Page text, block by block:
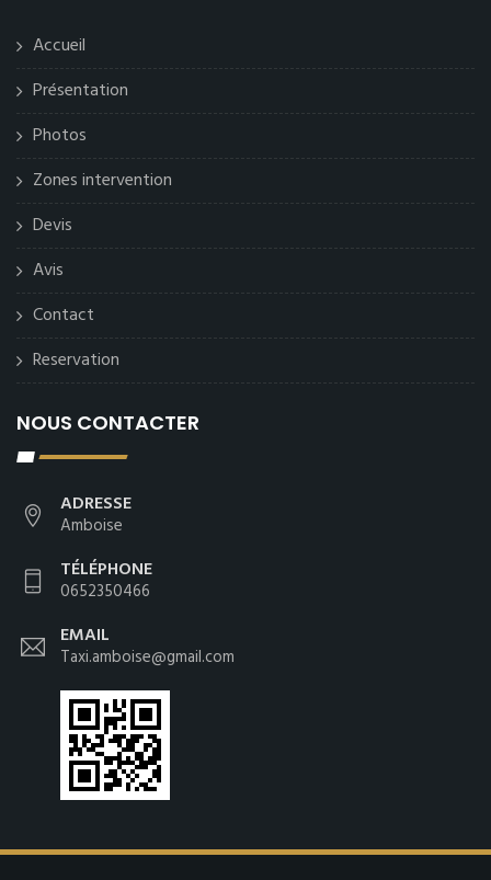
Accueil
Présentation
Photos
Zones intervention
Devis
Avis
Contact
Reservation
NOUS CONTACTER
ADRESSE
Amboise
TÉLÉPHONE
0652350466
EMAIL
Taxi.amboise@gmail.com